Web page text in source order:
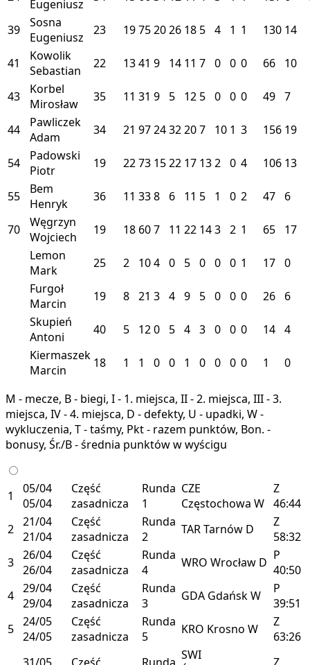
Eugeniusz
39
Sosna
Eugeniusz
23 19752026 18 5 4 1 1 130 14
41
Kowolik
Sebastian
22 1341 9 14 11 7 0 0 0 66 10
43
Korbel
Mirosław
35 11 31 9 5 12 5 0 0 0 49 7
44
Pawliczek
Adam
34 21 972432207 10 1 3 156 19
54
Padowski
Piotr
19 2273 1522 17 132 0 4 106 13
55
Bem
Henryk
36 11 338 6 11 5 1 0 2 47 6
70
Węgrzyn
Wojciech
19 18 607 11 22 143 2 1 65 17
Lemon
Mark
25 2 104 0 5 0 0 0 1 17 0
Furgoł
Marcin
19 8 21 3 4 9 5 0 0 0 26 6
Skupień
Antoni
40 5 120 5 4 3 0 0 0 14 4
Kiermaszek
Marcin
18 1 1 0 0 1 0 0 0 0 1 0
M - mecze, B - biegi, I - 1. miejsca, II - 2. miejsca, III - 3.
miejsca, IV - 4. miejsca, D - defekty, U - upadki, W -
wykluczenia, T - taśmy, Pkt - razem punktów, Bon. -
bonusy, Śr./B - średnia punktów w wyścigu
1
05/04
05/04
Część
zasadnicza
Runda
1
CZE
Częstochowa W
Z
46:44
2 21/04
21/04
Część
zasadnicza
Runda
2
TARTarnów D
Z
58:32
3 26/04
26/04
Część
zasadnicza
Runda
4
WRO Wrocław D P
40:50
4 29/04
29/04
Część
zasadnicza
Runda
3
GDA GdańskW
P
39:51
5 24/05
24/05
Część
zasadnicza
Runda
5
KRO Krosno W
Z
63:26
SWI